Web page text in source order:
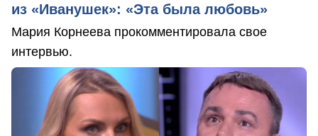
из «Иванушек»: «Эта была любовь»
Мария Корнеева прокомментировала свое
интервью.